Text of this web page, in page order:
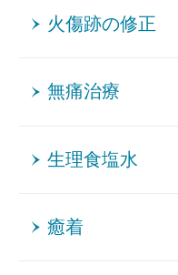
火傷跡の修正
無痛治療
生理食塩水
癒着